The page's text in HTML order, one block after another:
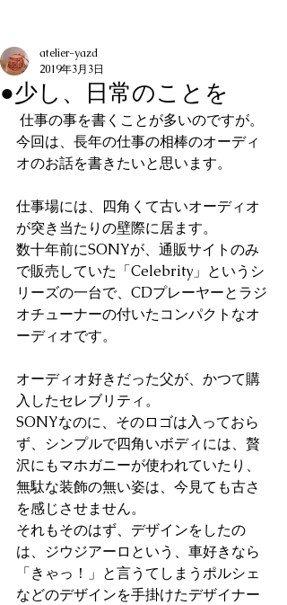
●少し、日常のことを
atelier-yazd
2019年3月3日
仕事の事を書くことが多いのですが。
今回は、長年の仕事の相棒のオーディ
オのお話を書きたいと思います。
仕事場には、四角くて古いオーディオ
が突き当たりの壁際に居ます。
数十年前にSONYが、通販サイトのみ
で販売していた「Celebrity」というシ
リーズの一台で、CDプレーヤーとラジ
オチューナーの付いたコンパクトなオ
ーディオです。
オーディオ好きだった父が、かつて購
入したセレブリティ。
SONYなのに、そのロゴは入っておら
ず、シンプルで四角いボディには、贅
沢にもマホガニーが使われていたり、
無駄な装飾の無い姿は、今見ても古さ
を感じさせません。
それもそのはず、デザインをしたの
は、ジウジアーロという、車好きなら
「きゃっ！」と言うてしまうポルシェ
などのデザインを手掛けたデザイナー